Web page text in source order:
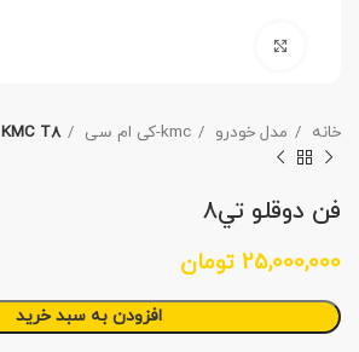
خانه مدل خودرو kmc-کی ام سی KMC T8
فن دوقلو تي٨
25,000,000 تومان
افزودن به سبد خرید